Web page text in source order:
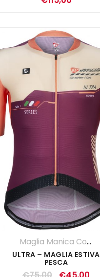
Maglia Manica Corta
ULTRA – MAGLIA ESTIVA
PESCA